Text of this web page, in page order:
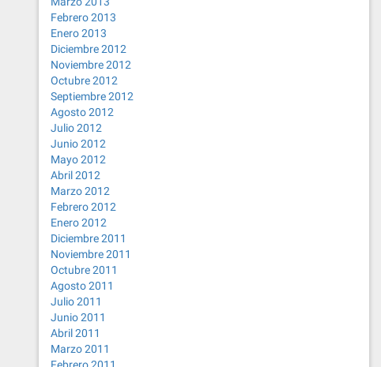
Febrero 2013
Enero 2013
Diciembre 2012
Noviembre 2012
Octubre 2012
Septiembre 2012
Agosto 2012
Julio 2012
Junio 2012
Mayo 2012
Abril 2012
Marzo 2012
Febrero 2012
Enero 2012
Diciembre 2011
Noviembre 2011
Octubre 2011
Agosto 2011
Julio 2011
Junio 2011
Abril 2011
Marzo 2011